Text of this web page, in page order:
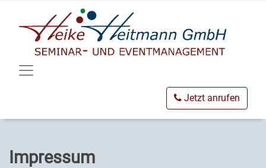
Jetzt anrufen
Impressum